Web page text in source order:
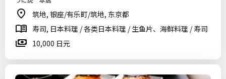
筑地, 银座/有乐町/筑地, 东京都
寿司, 日本料理 / 各类日本料理 / 生鱼片、海鲜料理 / 寿司
10,000 日元